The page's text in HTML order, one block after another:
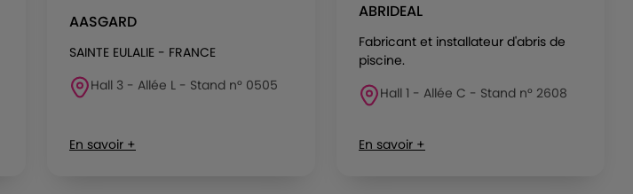
AASGARD
SAINTE EULALIE - FRANCE
Hall 3 - Allée L - Stand n° 0505
En savoir +
ABRIDEAL
Fabricant et installateur d'abris de
piscine.
Hall 1 - Allée C - Stand n° 2608
En savoir +